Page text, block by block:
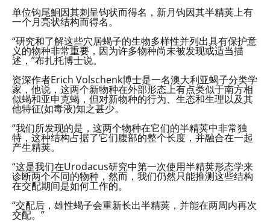
单位钩尾鮰因其刺呈钩状而得名，新月钩因其半精荚上有
一个月亮状结构而得名。
“研究和了解这些穴居蝎子的生物多样性并列出具有保护意
义的物种非常重要，因为许多物种尚未被发现或适当描
述，”布扎托博士说。
资深作者Erich Volschenk博士是一名澳大利亚蝎子分类学
家，他说，这两个新物种在外部形态上有点类似于南方相
似蝎和亚申克蝎，但对新物种的行为、生态和生理以及其
他特征(如毒液)知之甚少。
“我们所发现的是，这两个物种在它们的半精荚中非常独
特，这种结构占据了它们腹部的整个长度，并融合在一起
产生精荚。
“这是我们在Urodacus研究中第一次使用半精荚形态学来
诊断两个不同的物种，然而，我们仍然只能推测这些结构
在交配期间是如何工作的。
“交配后，雄性蝎子会重新长出半精荚，并能在两周内再次
交配。”